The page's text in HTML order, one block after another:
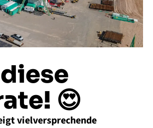
😍
vielversprechende